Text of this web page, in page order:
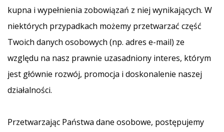
kupna i wypełnienia zobowiązań z niej wynikających. W
niektórych przypadkach możemy przetwarzać część
Twoich danych osobowych (np. adres e-mail) ze
względu na nasz prawnie uzasadniony interes, którym
jest głównie rozwój, promocja i doskonalenie naszej
działalności.
Przetwarzając Państwa dane osobowe, postępujemy